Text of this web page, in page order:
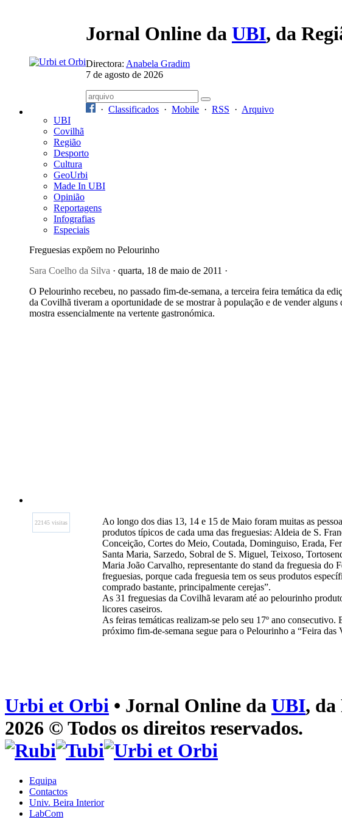
Jornal Online da UBI, da
Directora: Anabela Gradim
7 de agosto de 2026
· Classificados · Mobile · RSS · Arquivo
UBI
Covilhã
Região
Desporto
Cultura
GeoUrbi
Made In UBI
Opinião
Reportagens
Infografias
Especiais
Freguesias expõem no Pelourinho
Sara Coelho da Silva · quarta, 18 de maio de 2011 ·
O Pelourinho recebeu, no passado fim-de-semana, a terceira feira temática da
da Covilhã tiveram a oportunidade de se mostrar à população e de vender alguns
mostra essencialmente na vertente gastronómica.
22145 visitas
Ao longo dos dias 13, 14 e 15 de Maio foram muitas as
produtos típicos de cada uma das freguesias: Aldeia de S.
Conceição, Cortes do Meio, Coutada, Dominguiso, Erada,
Santa Maria, Sarzedo, Sobral de S. Miguel, Teixoso,
Maria João Carvalho, representante do stand da freguesia do
freguesias, porque cada freguesia tem os seus produtos
comprado bastante, principalmente cerejas”.
As 31 freguesias da Covilhã levaram até ao pelourinho
licores caseiros.
As feiras temáticas realizam-se pelo seu 17º ano
próximo fim-de-semana segue para o Pelourinho a “Feira das
Urbi et Orbi • Jornal Online da UBI, da
2026 © Todos os direitos reservados.
Equipa
Contactos
Univ. Beira Interior
LabCom